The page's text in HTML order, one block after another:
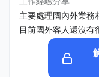
主要處理國內外業務
目前國外客人還沒有